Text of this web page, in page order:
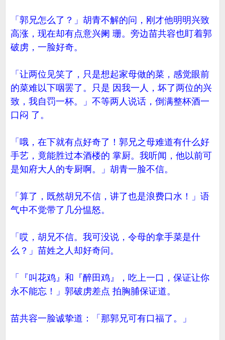
「郭兄怎么了？」胡青不解的问，刚才他明明兴致
高涨，现在却有点意兴阑 珊。旁边苗共容也盯着郭
破虏，一脸好奇。
「让两位见笑了，只是想起家母做的菜，感觉眼前
的菜难以下咽罢了。只是 因我一人，坏了两位的兴
致，我自罚一杯。」不等两人说话，倒满整杯酒一
口闷 了。
「哦，在下就有点好奇了！郭兄之母难道有什么好
手艺，竟能胜过本酒楼的 掌厨。我听闻，他以前可
是知府大人的专厨啊。」胡青一脸不信。
「算了，既然胡兄不信，讲了也是浪费口水！」语
气中不觉带了几分愠怒。
「哎，胡兄不信。我可没说，令母的拿手菜是什
么？」苗姓之人却好奇问。
「『叫花鸡』和『醉田鸡』，吃上一口，保证让你
永不能忘！」郭破虏差点 拍胸脯保证道。
苗共容一脸诚挚道：「那郭兄可有口福了。」